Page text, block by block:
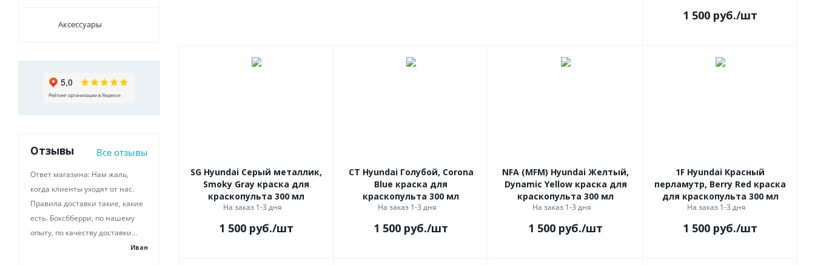
1 500 руб./шт
SG Hyundai Серый металлик,
Smoky Gray краска для
краскопульта 300 мл
На заказ 1-3 дня
1 500 руб./шт
CT Hyundai Голубой, Corona
Blue краска для
краскопульта 300 мл
На заказ 1-3 дня
1 500 руб./шт
NFA (MFM) Hyundai Желтый,
Dynamic Yellow краска для
краскопульта 300 мл
На заказ 1-3 дня
1 500 руб./шт
1F Hyundai Красный
перламутр, Berry Red краска
для краскопульта 300 мл
На заказ 1-3 дня
1 500 руб./шт
Аксессуары
Отзывы Все отзывы
Ответ магазина: Нам жаль,
когда клиенты уходят от нас.
Правила доставки такие, какие
есть. Боксбберри, по нашему
опыту, по качеству доставки...
Иван